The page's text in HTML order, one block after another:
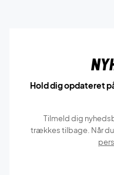
Hold dig opdateret
Tilmeld dig
trækkes tilbage. Når